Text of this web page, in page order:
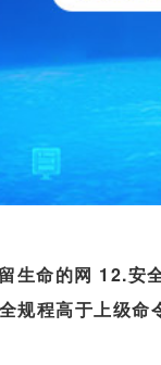
生命的网 12.安
规程高于上级